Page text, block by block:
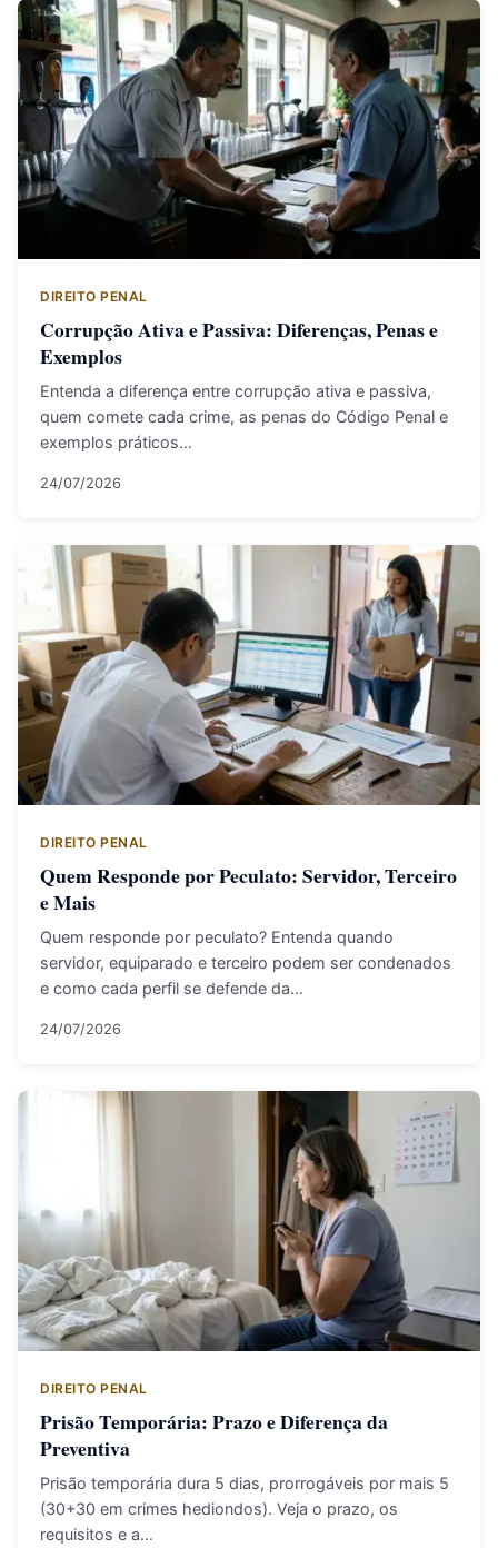
DIREITO PENAL
Corrupção Ativa e Passiva: Diferenças, Penas e
Exemplos
Entenda a diferença entre corrupção ativa e passiva,
quem comete cada crime, as penas do Código Penal e
exemplos práticos…
24/07/2026
DIREITO PENAL
Quem Responde por Peculato: Servidor, Terceiro
e Mais
Quem responde por peculato? Entenda quando
servidor, equiparado e terceiro podem ser condenados
e como cada perfil se defende da…
24/07/2026
DIREITO PENAL
Prisão Temporária: Prazo e Diferença da
Preventiva
Prisão temporária dura 5 dias, prorrogáveis por mais 5
(30+30 em crimes hediondos). Veja o prazo, os
requisitos e a…